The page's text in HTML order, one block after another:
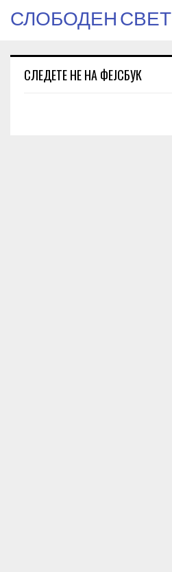
СЛОБОДЕН СВЕТ
СЛЕДЕТЕ НЕ НА ФЕЈСБУК